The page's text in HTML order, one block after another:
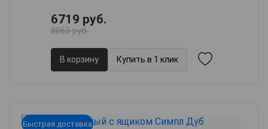
6719 руб.
8063 руб.
В корзину Купить в 1 клик
Быстрая доставка